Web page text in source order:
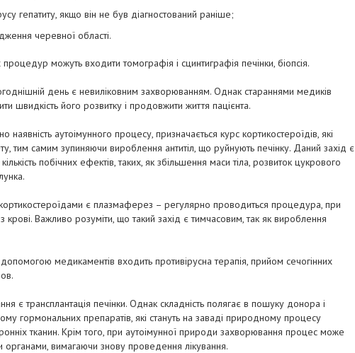
гепатиту, якщо він не був діагностований раніше;
черевної області.
можуть входити томографія і сцинтиграфія печінки, біопсія.
день є невиліковним захворюванням. Однак стараннями медиків
швидкість його розвитку і продовжити життя пацієнта.
аутоімунного процесу, призначається курс кортикостероїдів, які
тим самим зупиняючи вироблення антитіл, що руйнують печінку. Даний захід є
побічних ефектів, таких, як збільшення маси тіла, розвиток цукрового
є плазмаферез – регулярно проводиться процедура, при
з крові. Важливо розуміти, що такий захід є тимчасовим, так як вироблення
медикаментів входить противірусна терапія, прийом сечогінних
є трансплантація печінки. Однак складність полягає в пошуку донора і
гормональних препаратів, які стануть на заваді природному процесу
тканин. Крім того, при аутоімунної природи захворювання процес може
вимагаючи знову проведення лікування.